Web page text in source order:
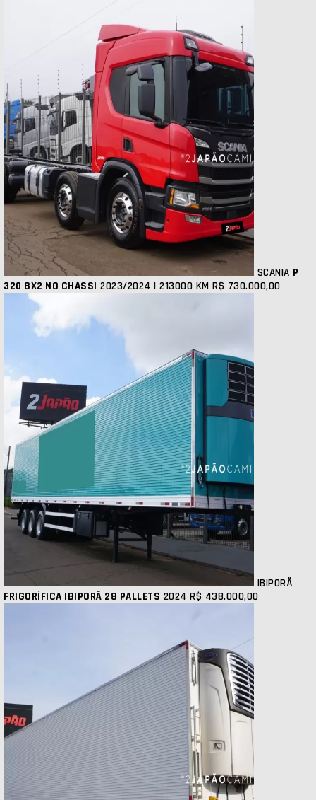
SCANIA P
320 8X2 NO CHASSI 2023/2024 | 213000 KM R$ 730.000,00
IBIPORÃ
FRIGORÍFICA IBIPORÃ 28 PALLETS 2024 R$ 438.000,00